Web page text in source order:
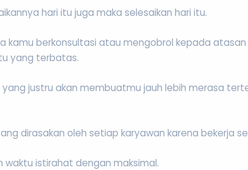
hari itu juga maka selesaikan hari itu.
kamu berkonsultasi atau mengobrol kepada
yang terbatas.
justru akan membuatmu jauh lebih merasa
dirasakan oleh setiap karyawan karena bekerja
waktu istirahat dengan maksimal.